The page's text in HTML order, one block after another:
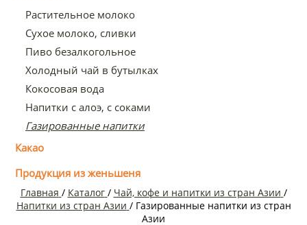
Растительное молоко
Сухое молоко, сливки
Пиво безалкогольное
Холодный чай в бутылках
Кокосовая вода
Напитки с алоэ, с соками
Газированные напитки
Какао
Продукция из женьшеня
Главная / Каталог / Чай, кофе и напитки из стран Азии /
Напитки из стран Азии / Газированные напитки из стран
Азии